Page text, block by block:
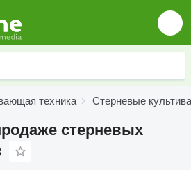
техника Стерневые
стерневых